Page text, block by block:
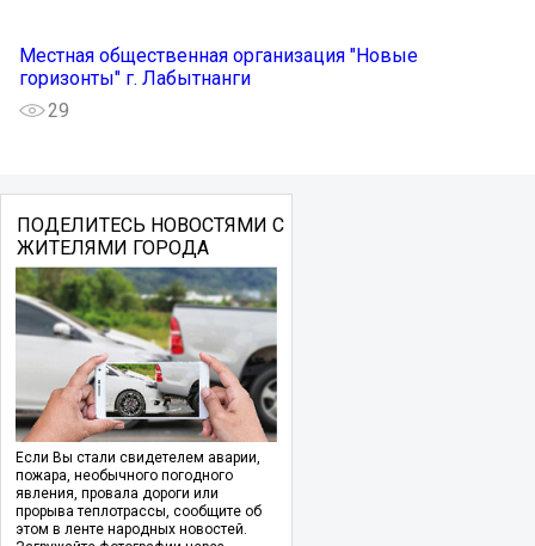
Местная общественная организация "Новые
горизонты" г. Лабытнанги
29
ПОДЕЛИТЕСЬ НОВОСТЯМИ С
ЖИТЕЛЯМИ ГОРОДА
Если Вы стали свидетелем аварии,
пожара, необычного погодного
явления, провала дороги или
прорыва теплотрассы, сообщите об
этом в ленте народных новостей.